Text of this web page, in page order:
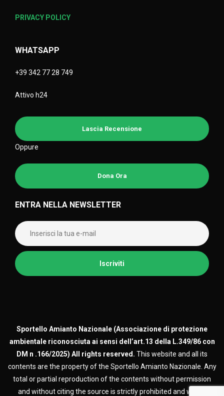
PRIVACY POLICY
WHATSAPP
+39 342 77 28 749
Attivo h24
Lascia Recensione
Oppure
Dona Ora
ENTRA NELLA NEWSLETTER
Sportello Amianto Nazionale (Associazione di protezione
ambientale riconosciuta ai sensi dell’art.13 della L.349/86 con
DM n .166/2025) All rights reserved. This website and all its
contents are the property of the Sportello Amianto Nazionale. Any
total or partial reproduction of the contents without permission
and without citing the source is strictly prohibited and will be